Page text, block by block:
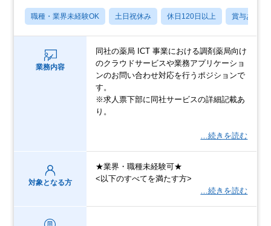
職種・業界未経験OK 土日祝休み 休日120日以上 賞与あり
業務内容
同社の薬局 ICT 事業における調剤薬局向け
のクラウドサービスや業務アプリケーショ
ンのお問い合わせ対応を行うポジションで
す。
※求人票下部に同社サービスの詳細記載あ
り。
…続きを読む
対象となる方
★業界・職種未経験可★
<以下のすべてを満たす方>
…続きを読む